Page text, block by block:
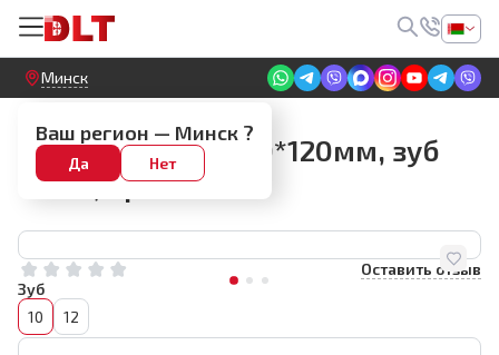
Круглосуточный! Прием заявок на сайте
Минск
Ваш регион — Минск ?
Да Нет
Зубчатые шпатели (гребенки)
Гребенка JING 480*120мм, зуб
10мм, арт.1248-10
Оставить отзыв
Зуб
10
12